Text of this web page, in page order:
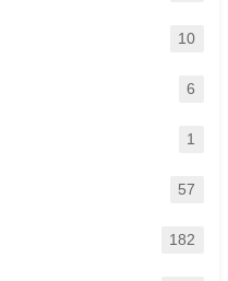
10
6
1
57
182